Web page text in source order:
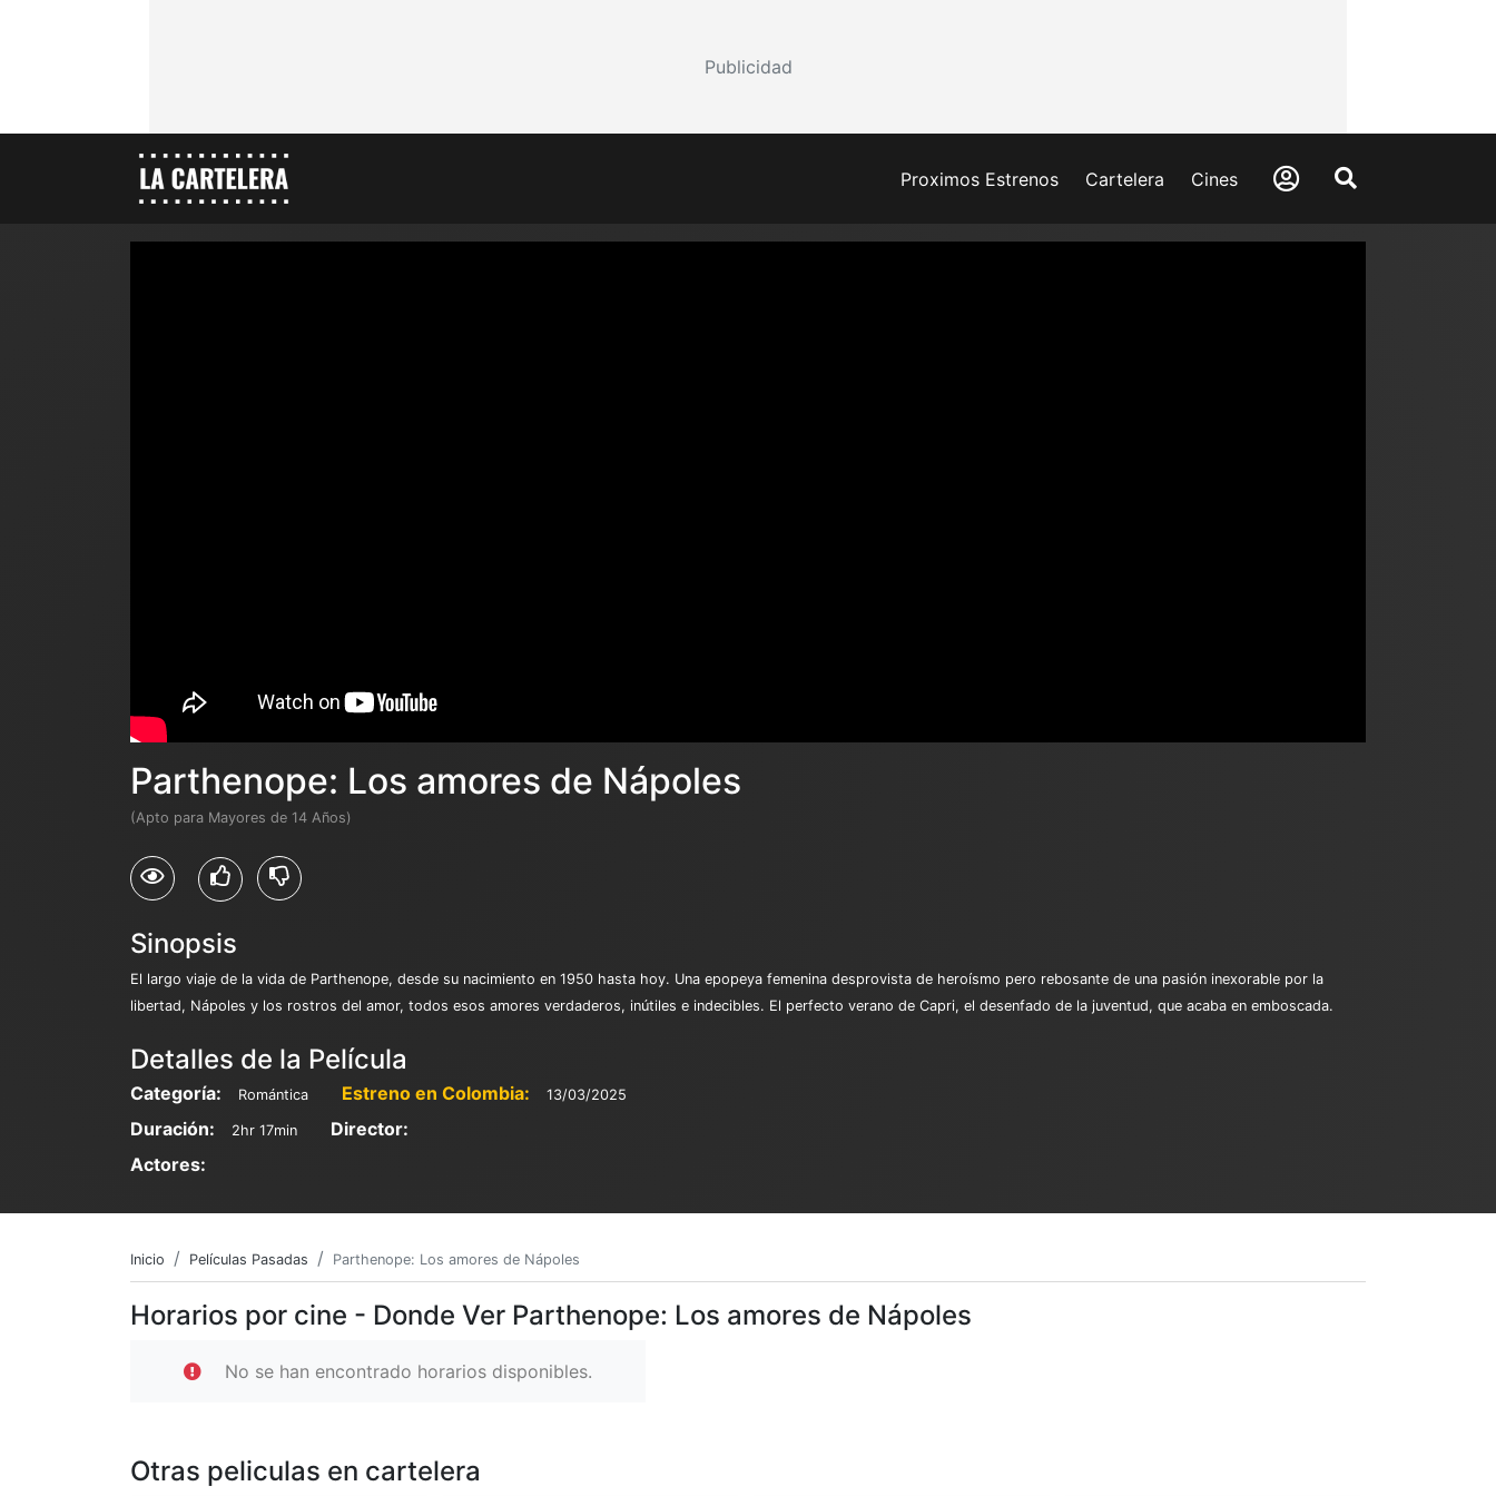
Publicidad
Proximos Estrenos Cartelera Cines
Parthenope: Los amores de Nápoles
(Apto para Mayores de 14 Años)
Sinopsis
El largo viaje de la vida de Parthenope, desde su nacimiento en 1950 hasta hoy. Una epopeya femenina desprovista de heroísmo pero rebosante de una pasión inexorable por la
libertad, Nápoles y los rostros del amor, todos esos amores verdaderos, inútiles e indecibles. El perfecto verano de Capri, el desenfado de la juventud, que acaba en emboscada.
Detalles de la Película
Categoría: Romántica Estreno en Colombia: 13/03/2025
Duración: 2hr 17min
Director:
Actores:
Inicio Películas Pasadas Parthenope: Los amores de Nápoles
Horarios por cine - Donde Ver Parthenope: Los amores de Nápoles
No se han encontrado horarios disponibles.
Otras peliculas en cartelera